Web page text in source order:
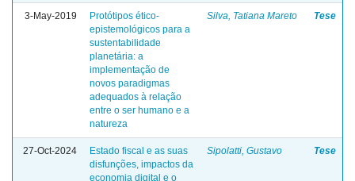
3-May-2019
Protótipos ético-
epistemológicos para a
sustentabilidade
planetária: a
implementação de
novos paradigmas
adequados à relação
entre o ser humano e a
natureza
Silva, Tatiana Mareto Tese
27-Oct-2024
Estado fiscal e as suas
disfunções, impactos da
economia digital e o
Sipolatti, Gustavo Tese